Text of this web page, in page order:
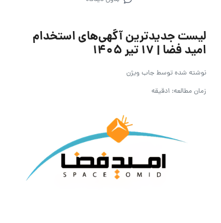
لیست جدیدترین آگهی‌های استخدام
امید فضا | ۱۷ تیر ۱۴۰۵
نوشته شده توسطجاب ویژن
زمان مطالعه: 1دقیقه